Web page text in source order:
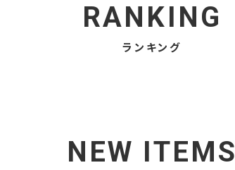
RANKING
ランキング
NEW ITEMS